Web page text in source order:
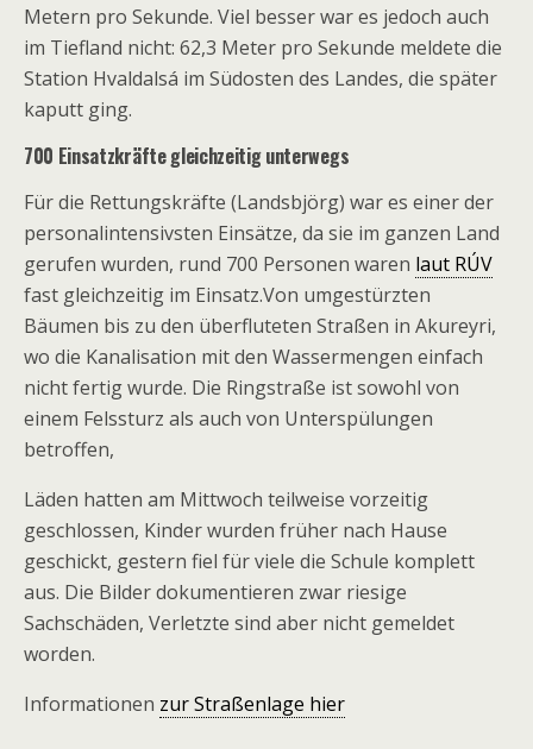
Metern pro Sekunde. Viel besser war es jedoch auch
im Tiefland nicht: 62,3 Meter pro Sekunde meldete die
Station Hvaldalsá im Südosten des Landes, die später
kaputt ging.
700 Einsatzkräfte gleichzeitig unterwegs
Für die Rettungskräfte (Landsbjörg) war es einer der
personalintensivsten Einsätze, da sie im ganzen Land
gerufen wurden, rund 700 Personen waren laut RÚV
fast gleichzeitig im Einsatz.Von umgestürzten
Bäumen bis zu den überfluteten Straßen in Akureyri,
wo die Kanalisation mit den Wassermengen einfach
nicht fertig wurde. Die Ringstraße ist sowohl von
einem Felssturz als auch von Unterspülungen
betroffen,
Läden hatten am Mittwoch teilweise vorzeitig
geschlossen, Kinder wurden früher nach Hause
geschickt, gestern fiel für viele die Schule komplett
aus. Die Bilder dokumentieren zwar riesige
Sachschäden, Verletzte sind aber nicht gemeldet
worden.
Informationen zur Straßenlage hier